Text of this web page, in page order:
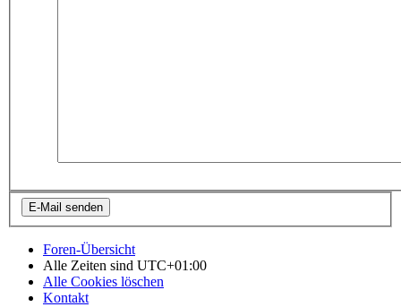
Foren-Übersicht
Alle Zeiten sind UTC+01:00
Alle Cookies löschen
Kontakt